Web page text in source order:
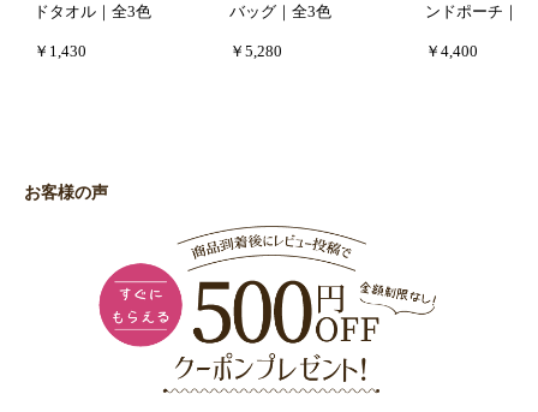
ドタオル｜全3色
￥1,430
バッグ｜全3色
￥5,280
ンドポーチ｜全
￥4,400
お客様の声